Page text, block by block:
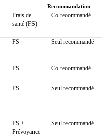
Recommandation
Frais de
santé (FS)
Co-recommandé
FS Seul recommandé
FS Co-recommandé
FS Seul recommandé
FS +
Prévoyance
Seul recommandé